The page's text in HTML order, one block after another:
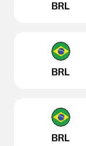
BRL
BRL
BRL